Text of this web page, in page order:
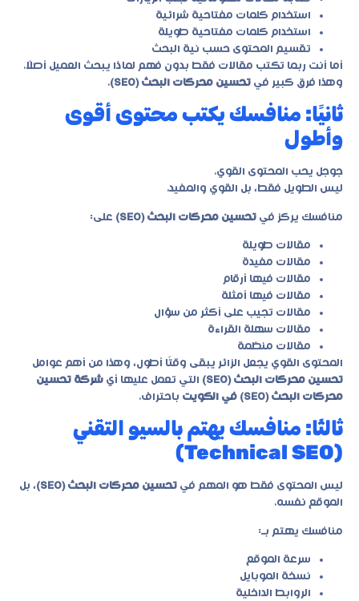
استخدام كلمات مفتاحية شرائية
استخدام كلمات مفتاحية طويلة
تقسيم المحتوى حسب نية البحث
أما أنت ربما تكتب مقالات فقط بدون فهم لماذا يبحث العميل أصلًا.
وهذا فرق كبير في تحسين محركات البحث (SEO) .
ثانيًا: منافسك يكتب محتوى أقوى
وأطول
جوجل يحب المحتوى القوي.
ليس الطويل فقط، بل القوي والمفيد.
منافسك يركز في تحسين محركات البحث (SEO) على:
مقالات طويلة
مقالات مفيدة
مقالات فيها أرقام
مقالات فيها أمثلة
مقالات تجيب على أكثر من سؤال
مقالات سهلة القراءة
مقالات منظمة
المحتوى القوي يجعل الزائر يبقى وقتًا أطول، وهذا من أهم عوامل
تحسين محركات البحث (SEO)
التي تعمل عليها أي شركة تحسين
محركات البحث (SEO) في الكويت
باحتراف.
ثالثًا: منافسك يهتم بالسيو التقني
(Technical SEO)
ليس المحتوى فقط هو المهم في تحسين محركات البحث (SEO)
، بل
الموقع نفسه.
منافسك يهتم بـ:
سرعة الموقع
نسخة الموبايل
الروابط الداخلية